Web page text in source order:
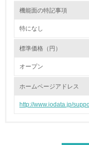
第三者認証を取得している
2.環境への取り組み
油、ガス）の使用量削減
<L2> 資源とエネルギー
機能面の特記事項
特になし
標準価格（円）
オープン
ホームページアドレス
http://www.iodata.jp/